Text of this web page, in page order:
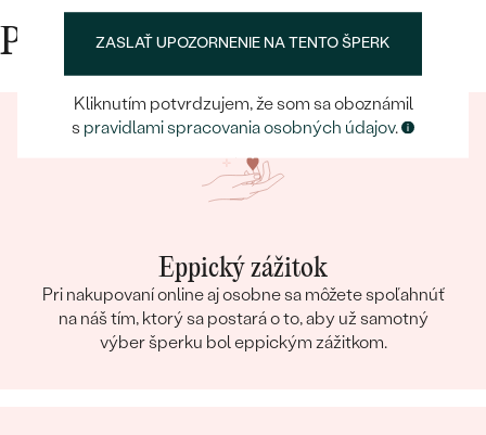
Round
ČISTOTA
SI3
G-H
Prírodný
Prečo nakupovať v Eppi
Eppický zážitok
Pri nakupovaní online aj osobne sa môžete spoľahnúť
na náš tím, ktorý sa postará o to, aby už samotný
výber šperku bol eppickým zážitkom.
ZASLAŤ UPOZORNENIE NA TENTO ŠPERK
Kliknutím potvrdzujem, že som sa oboznámil
s pravidlami spracovania osobných údajov.